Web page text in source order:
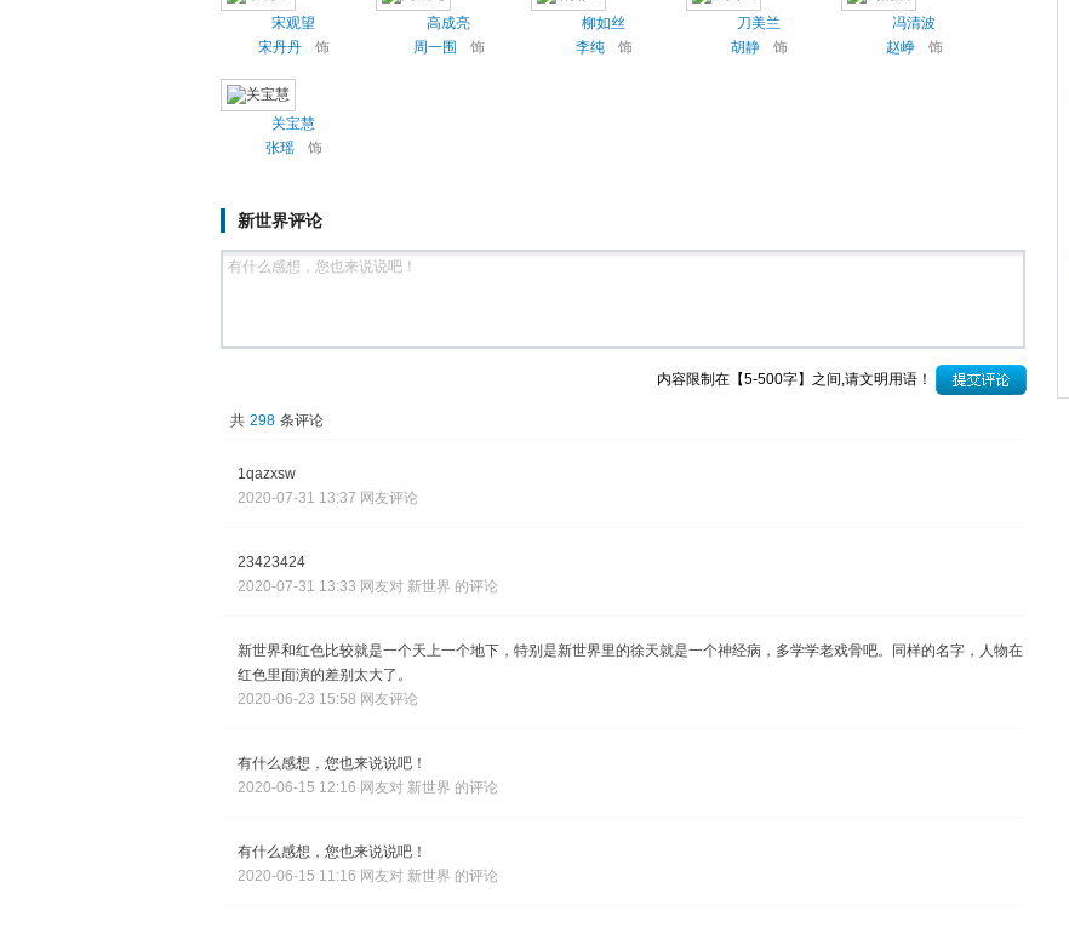
宋观望
宋丹丹
饰
高成亮
周一围
饰
柳如丝
李纯
饰
刀美兰
胡静
饰
冯清波
赵峥
饰
关宝慧
张瑶
饰
新世界评论
内容限制在【5-500字】之间,请文明用语！
共 298 条评论
1qazxsw
2020-07-31 13:37 网友评论
23423424
2020-07-31 13:33 网友对 新世界 的评论
新世界和红色比较就是一个天上一个地下，特别是新世界里的徐天就是一个神经病，多学学老戏骨吧。同样的名字，人物在
红色里面演的差别太大了。
2020-06-23 15:58 网友评论
有什么感想，您也来说说吧！
2020-06-15 12:16 网友对 新世界 的评论
有什么感想，您也来说说吧！
2020-06-15 11:16 网友对 新世界 的评论